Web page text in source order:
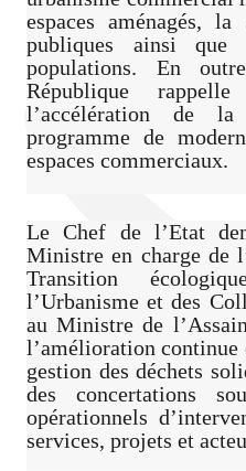
espaces aménagés,
publiques ainsi
populations. En
République
l’accélération de
programme de
espaces commerciaux.
Le Chef de l’Etat
Ministre en charge de
Transition
l’Urbanisme et des
au Ministre de
l’amélioration continue
gestion des déchets
des concertations
opérationnels
services, projets et